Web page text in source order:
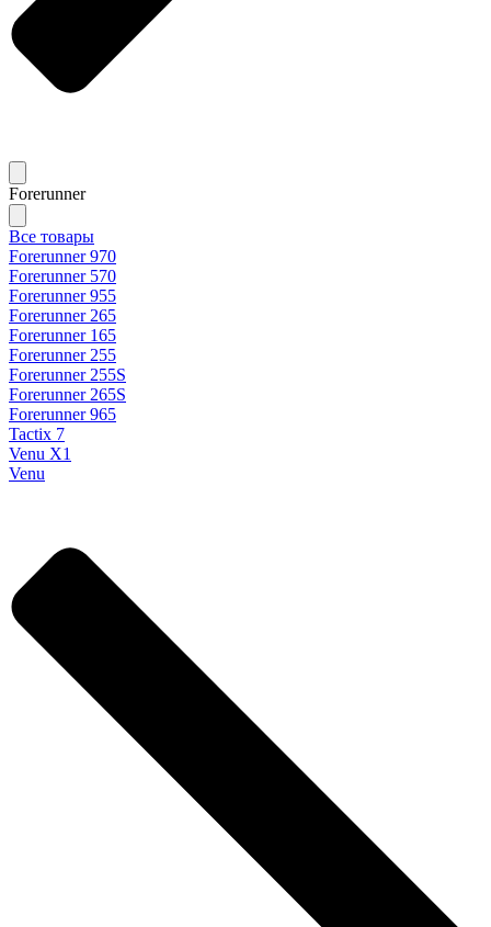
Forerunner
Все товары
Forerunner 970
Forerunner 570
Forerunner 955
Forerunner 265
Forerunner 165
Forerunner 255
Forerunner 255S
Forerunner 265S
Forerunner 965
Tactix 7
Venu X1
Venu